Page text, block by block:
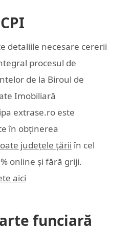
detaliile necesare cererii
procesul de
de la Biroul de
Imobiliară
extrase.ro este
în obținerea
județele țării în cel
online și fără griji.
aici
funciară